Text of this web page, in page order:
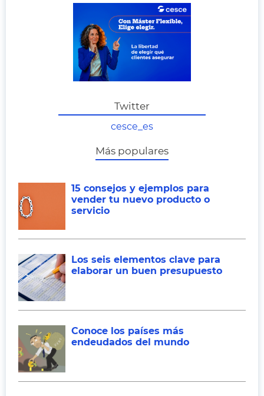
Twitter
cesce_es
Más populares
15 consejos y ejemplos para
vender tu nuevo producto o
servicio
Los seis elementos clave para
elaborar un buen presupuesto
Conoce los países más
endeudados del mundo